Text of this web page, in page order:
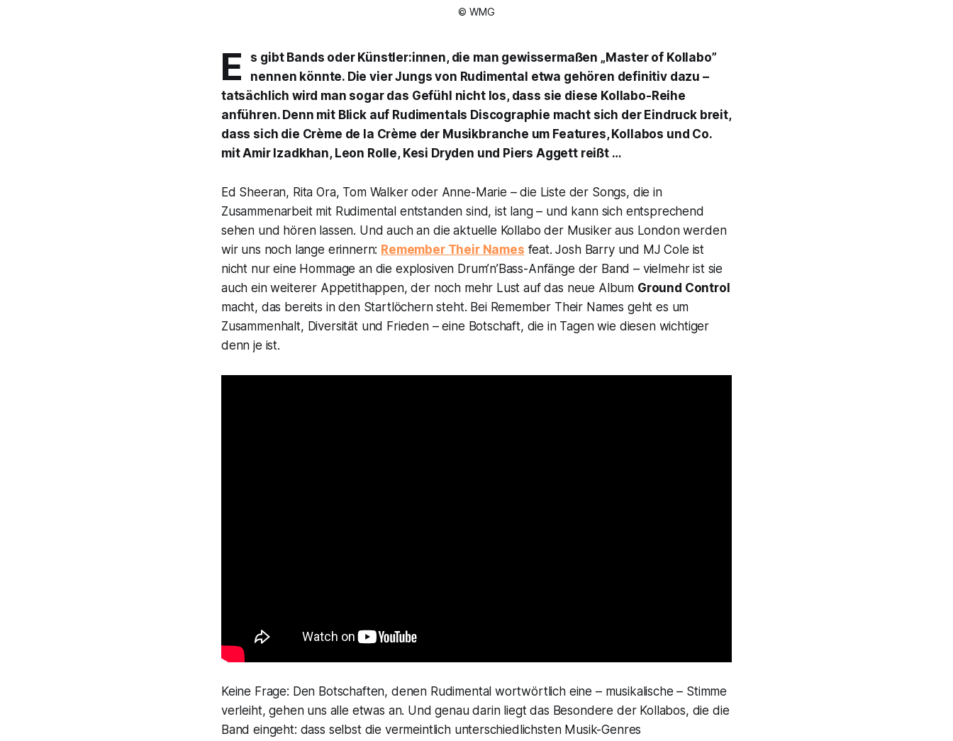
© WMG
E
s gibt Bands oder Künstler:innen, die man gewissermaßen „Master of Kollabo”
nennen könnte. Die vier Jungs von Rudimental etwa gehören definitiv dazu –
tatsächlich wird man sogar das Gefühl nicht los, dass sie diese Kollabo-Reihe
anführen. Denn mit Blick auf Rudimentals Discographie macht sich der Eindruck breit,
dass sich die Crème de la Crème der Musikbranche um Features, Kollabos und Co.
mit Amir Izadkhan, Leon Rolle, Kesi Dryden und Piers Aggett reißt …
Ed Sheeran, Rita Ora, Tom Walker oder Anne-Marie – die Liste der Songs, die in
Zusammenarbeit mit Rudimental entstanden sind, ist lang – und kann sich entsprechend
sehen und hören lassen. Und auch an die aktuelle Kollabo der Musiker aus London werden
wir uns noch lange erinnern: Remember Their Names feat. Josh Barry und MJ Cole ist
nicht nur eine Hommage an die explosiven Drum’n’Bass-Anfänge der Band – vielmehr ist sie
auch ein weiterer Appetithappen, der noch mehr Lust auf das neue Album Ground Control
macht, das bereits in den Startlöchern steht. Bei Remember Their Names geht es um
Zusammenhalt, Diversität und Frieden – eine Botschaft, die in Tagen wie diesen wichtiger
denn je ist.
Keine Frage: Den Botschaften, denen Rudimental wortwörtlich eine – musikalische – Stimme
verleiht, gehen uns alle etwas an. Und genau darin liegt das Besondere der Kollabos, die die
Band eingeht: dass selbst die vermeintlich unterschiedlichsten Musik-Genres